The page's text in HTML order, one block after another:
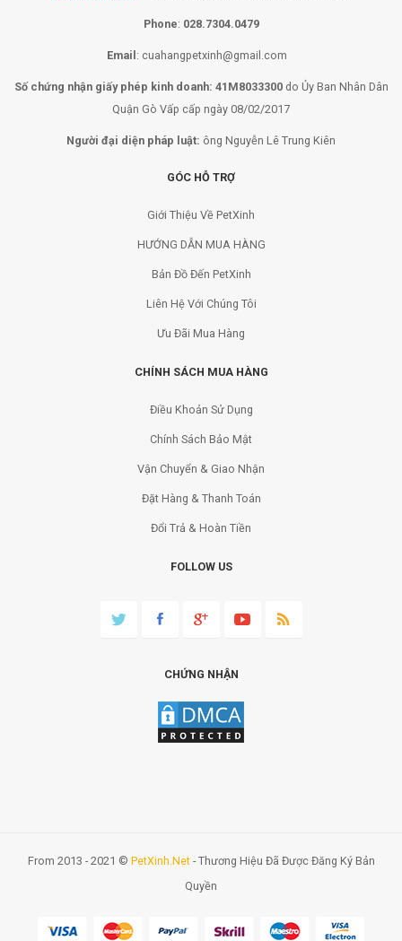
Phone: 028.7304.0479
Email: cuahangpetxinh@gmail.com
Số chứng nhận giấy phép kinh doanh: 41M8033300do Ủy Ban Nhân Dân
Quận Gò Vấp cấp ngày 08/02/2017
Người đại diện pháp luật: ông Nguyễn Lê Trung Kiên
GÓC HỖ TRỢ
Giới Thiệu Về PetXinh
HƯỚNG DẪN MUA HÀNG
Bản Đồ Đến PetXinh
Liên Hệ Với Chúng Tôi
Ưu Đãi Mua Hàng
CHÍNH SÁCH MUA HÀNG
Điều Khoản Sử Dụng
Chính Sách Bảo Mật
Vận Chuyển & Giao Nhận
Đặt Hàng & Thanh Toán
Đổi Trả & Hoàn Tiền
FOLLOW US
CHỨNG NHẬN
From 2013 - 2021 © PetXinh.net- Thương Hiệu Đã Được Đăng Ký Bản
Quyền